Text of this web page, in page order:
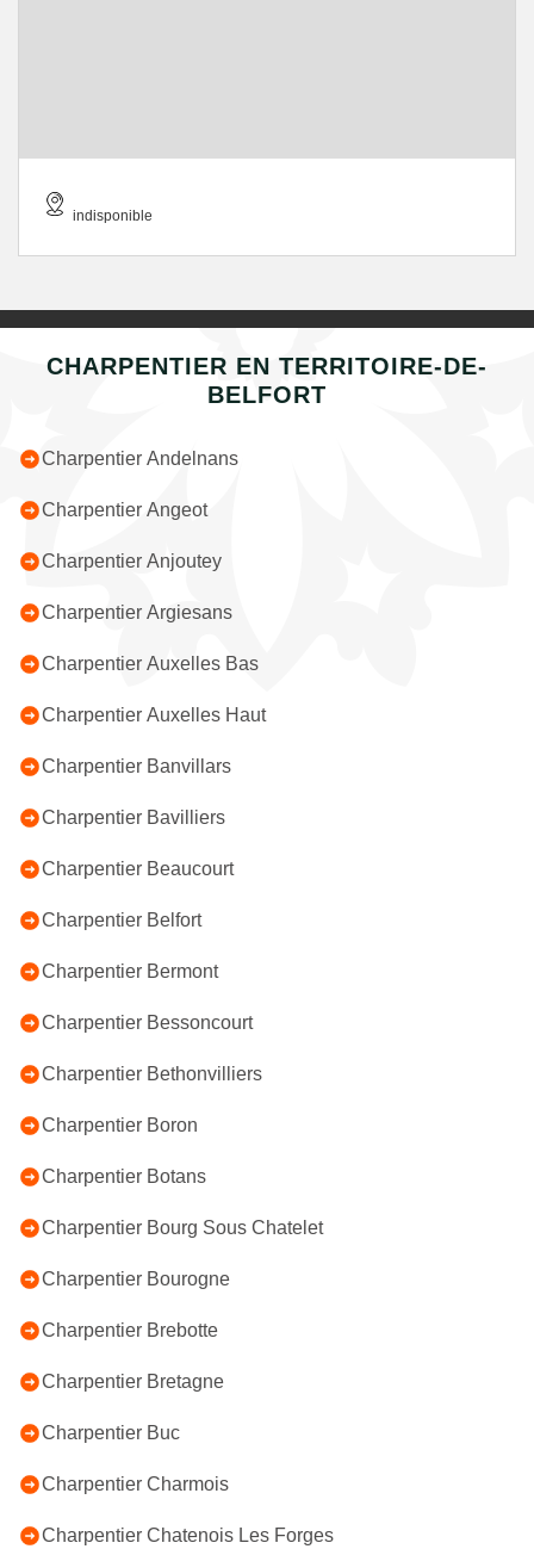
indisponible
CHARPENTIER EN TERRITOIRE-DE-
BELFORT
Charpentier Andelnans
Charpentier Angeot
Charpentier Anjoutey
Charpentier Argiesans
Charpentier Auxelles Bas
Charpentier Auxelles Haut
Charpentier Banvillars
Charpentier Bavilliers
Charpentier Beaucourt
Charpentier Belfort
Charpentier Bermont
Charpentier Bessoncourt
Charpentier Bethonvilliers
Charpentier Boron
Charpentier Botans
Charpentier Bourg Sous Chatelet
Charpentier Bourogne
Charpentier Brebotte
Charpentier Bretagne
Charpentier Buc
Charpentier Charmois
Charpentier Chatenois Les Forges